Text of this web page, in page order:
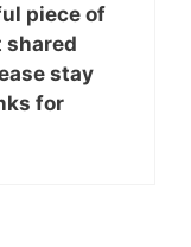
piece of
shared
stay
for